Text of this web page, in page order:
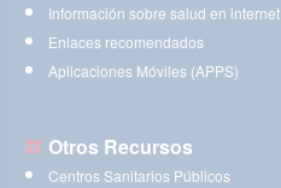
Información sobre salud en internet
Enlaces recomendados
Aplicaciones Móviles (APPS)
Otros Recursos
Centros Sanitarios Públicos